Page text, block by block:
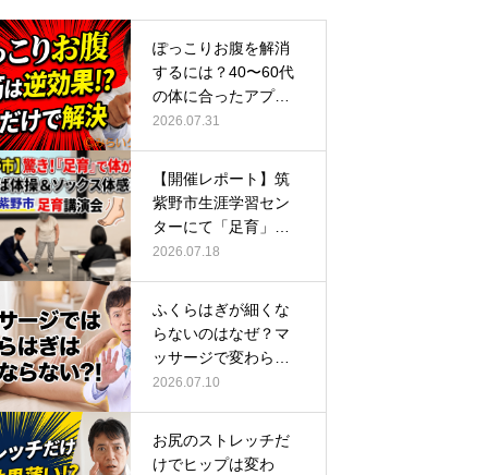
ぽっこりお腹を解消
するには？40〜60代
の体に合ったアプロ
ーチ
2026.07.31
【開催レポート】筑
紫野市生涯学習セン
ターにて「足育」講
演会に登壇し…
2026.07.18
ふくらはぎが細くな
らないのはなぜ？マ
ッサージで変わらな
い根本原因
2026.07.10
お尻のストレッチだ
けでヒップは変わ